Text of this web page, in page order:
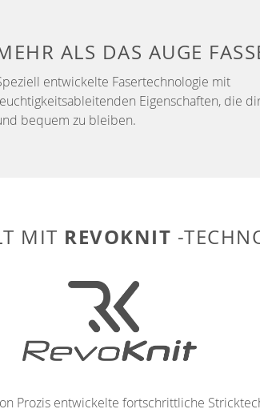
ALS DAS AUGE
entwickelte Fasertechnologie mit
Eigenschaften, die
bequem zu bleiben.
MIT REVOKNIT -
Prozis entwickelte fortschrittliche